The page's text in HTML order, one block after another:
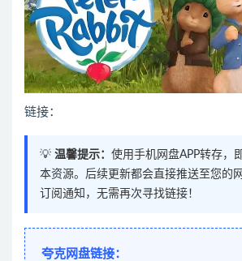
链接：
💡 温馨提示： 使用手机网盘APP转存，
本资源。后续更新都会直接推送至您的
订阅通知，无需再次寻找链接！
夸克网盘链接：